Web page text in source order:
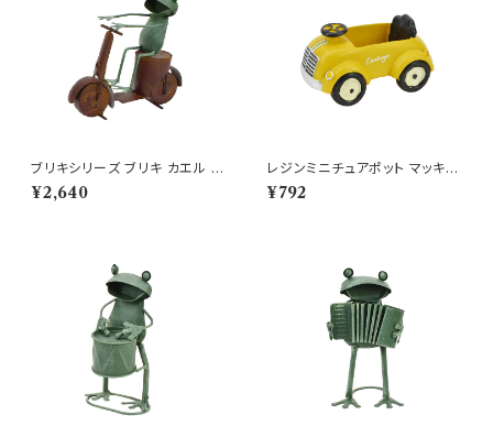
ブリキシリーズ ブリキ カエル ス
クーター かえる オブジェ
¥2,640
レジンミニチュアポット マッキナ
オープンカー YE 車
¥792